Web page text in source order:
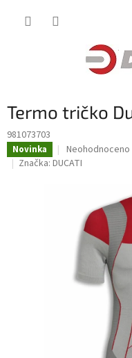
Termo tričko
981073703
Novinka
Průměrné
hodnocení
hvězdiček.
Neohodnoceno
Značka: DUCATI